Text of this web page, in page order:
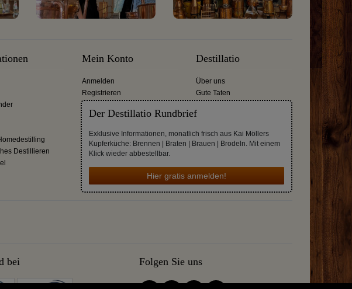
Destillieren
Mein Konto
Anmelden
Registrieren
Destillatio
Über uns
Gute Taten
Der Destillatio Rundbrief
Exklusive Informationen, monatlich frisch aus Kai Möllers
Kupferküche: Brennen | Braten | Brauen | Brodeln. Mit einem
Klick wieder abbestellbar.
Hier gratis anmelden!
bei Folgen Sie uns